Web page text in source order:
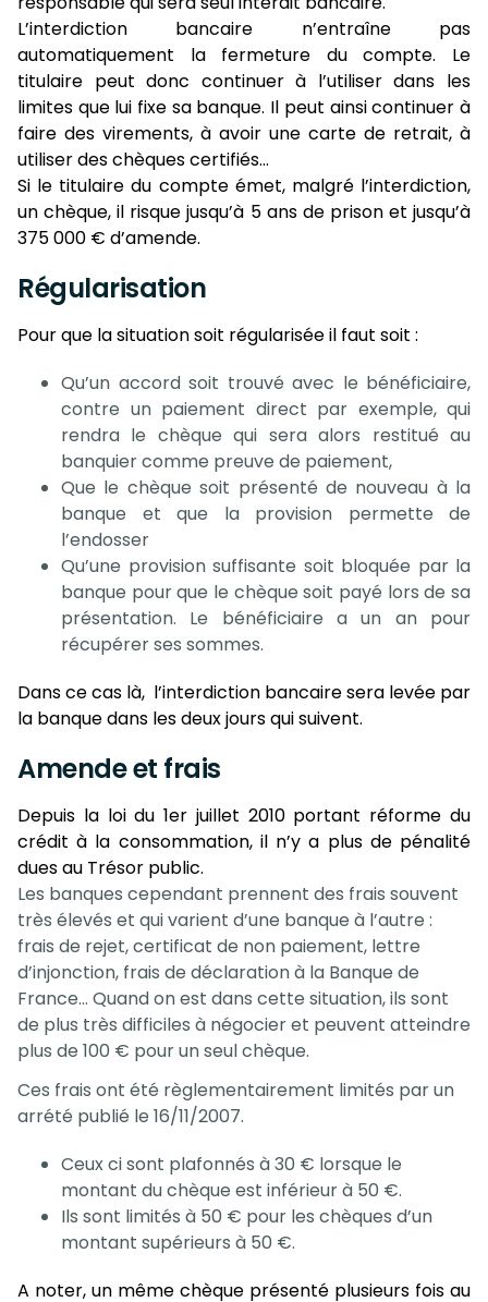
L’interdiction bancaire n’entraîne pas
automatiquement la fermeture du compte. Le
titulaire peut donc continuer à l’utiliser dans les
limites que lui fixe sa banque. Il peut ainsi continuer à
faire des virements, à avoir une carte de retrait, à
utiliser des chèques certifiés…
Si le titulaire du compte émet, malgré l’interdiction,
un chèque, il risque jusqu’à 5 ans de prison et jusqu’à
375 000 € d’amende.
Régularisation
Pour que la situation soit régularisée il faut soit :
Qu’un accord soit trouvé avec le bénéficiaire,
contre un paiement direct par exemple, qui
rendra le chèque qui sera alors restitué au
banquier comme preuve de paiement,
Que le chèque soit présenté de nouveau à la
banque et que la provision permette de
l’endosser
Qu’une provision suffisante soit bloquée par la
banque pour que le chèque soit payé lors de sa
présentation. Le bénéficiaire a un an pour
récupérer ses sommes.
Dans ce cas là, l’interdiction bancaire sera levée par
la banque dans les deux jours qui suivent.
Amende et frais
Depuis la loi du 1er juillet 2010 portant réforme du
crédit à la consommation, il n’y a plus de pénalité
dues au Trésor public.
Les banques cependant prennent des frais souvent
très élevés et qui varient d’une banque à l’autre :
frais de rejet, certificat de non paiement, lettre
d’injonction, frais de déclaration à la Banque de
France… Quand on est dans cette situation, ils sont
de plus très difficiles à négocier et peuvent atteindre
plus de 100 € pour un seul chèque.
Ces frais ont été règlementairement limités par un
arrété publié le 16/11/2007.
Ceux ci sont plafonnés à 30 € lorsque le
montant du chèque est inférieur à 50 €.
Ils sont limités à 50 € pour les chèques d’un
montant supérieurs à 50 €.
A noter, un même chèque présenté plusieurs fois au